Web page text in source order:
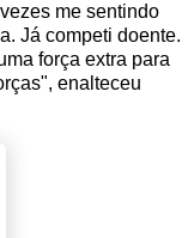
me sentindo
Já competi doente.
força extra para
enalteceu